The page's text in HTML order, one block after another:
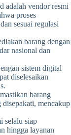
adalah vendor resmi
proses
sesuai regulasi
barang dengan
nasional dan
sistem digital
diselesaikan
barang
mencakup
selalu siap
hingga layanan